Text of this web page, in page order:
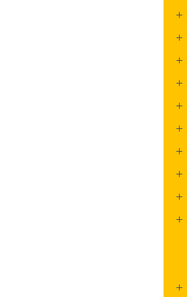
+
+
+
+
+
+
+
+
+
+
+